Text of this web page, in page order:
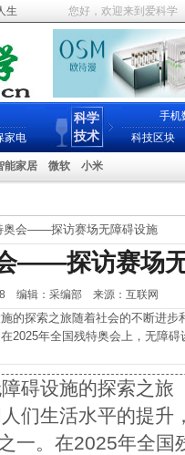
生 您好，欢迎来到爱科学
家电
科学
技术
手机
科技区块
能家居 微软 小米
奥会——探访赛场无障碍设施
——探访赛场
编辑：采编部 来源：互联网
探索之旅随着社会的不断进步
2025年全国残特奥会上，无障
碍设施的探索之旅
们生活水平的提升
一。在2025年全国